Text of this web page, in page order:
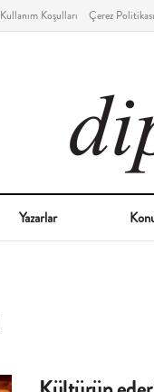
Kullanım Koşulları Çerez Politikası
Yazarlar